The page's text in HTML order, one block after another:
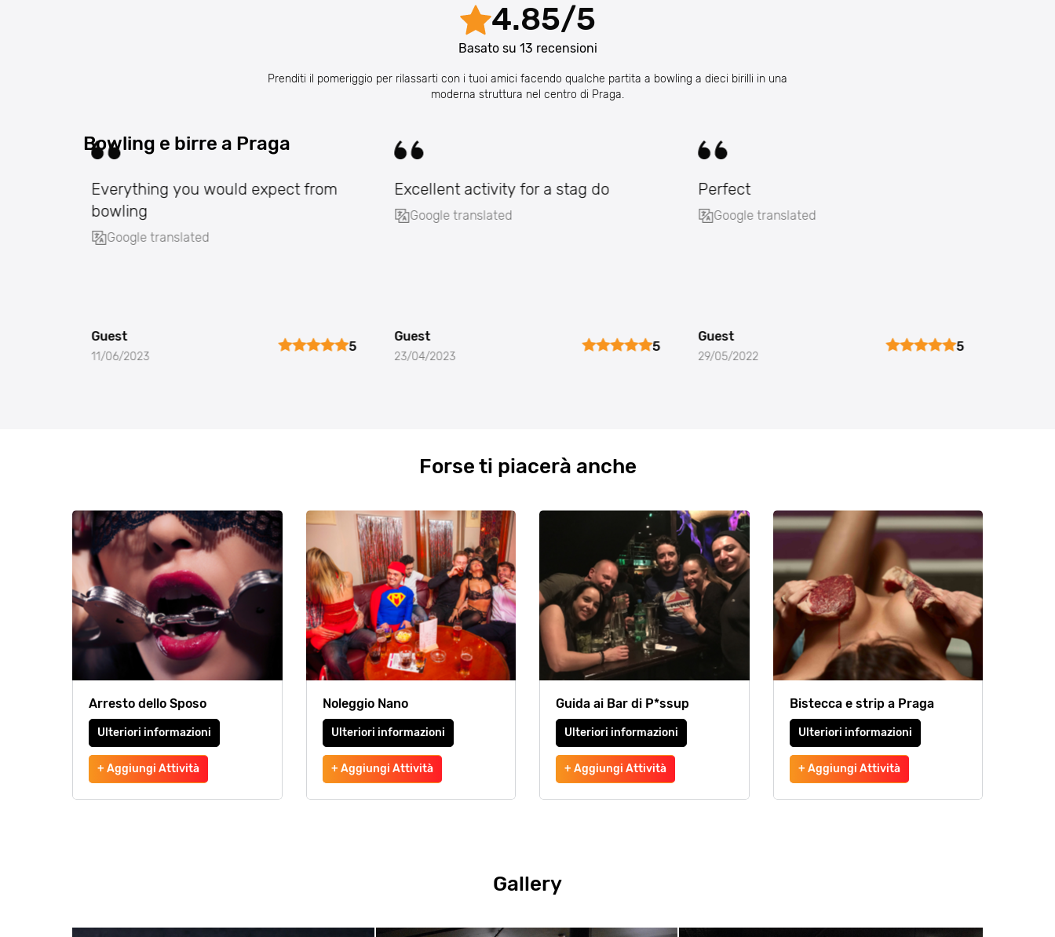
4.85/5
Basato su 13 recensioni
Prenditi il pomeriggio per rilassarti con i tuoi amici facendo qualche partita a bowling a dieci birilli in una
moderna struttura nel centro di Praga.
Bowling e birre a Praga
Everything you would expect from
bowling
Google translated
Guest
11/06/2023
5
Excellent activity for a stag do
Google translated
Guest
23/04/2023
5
Perfect
Google translated
Guest
29/05/2022
5
Forse ti piacerà anche
Arresto dello Sposo
Ulteriori informazioni
+ Aggiungi Attività
Noleggio Nano
Ulteriori informazioni
+ Aggiungi Attività
Guida ai Bar di P*ssup
Ulteriori informazioni
+ Aggiungi Attività
Bistecca e strip a Praga
Ulteriori informazioni
+ Aggiungi Attività
Gallery